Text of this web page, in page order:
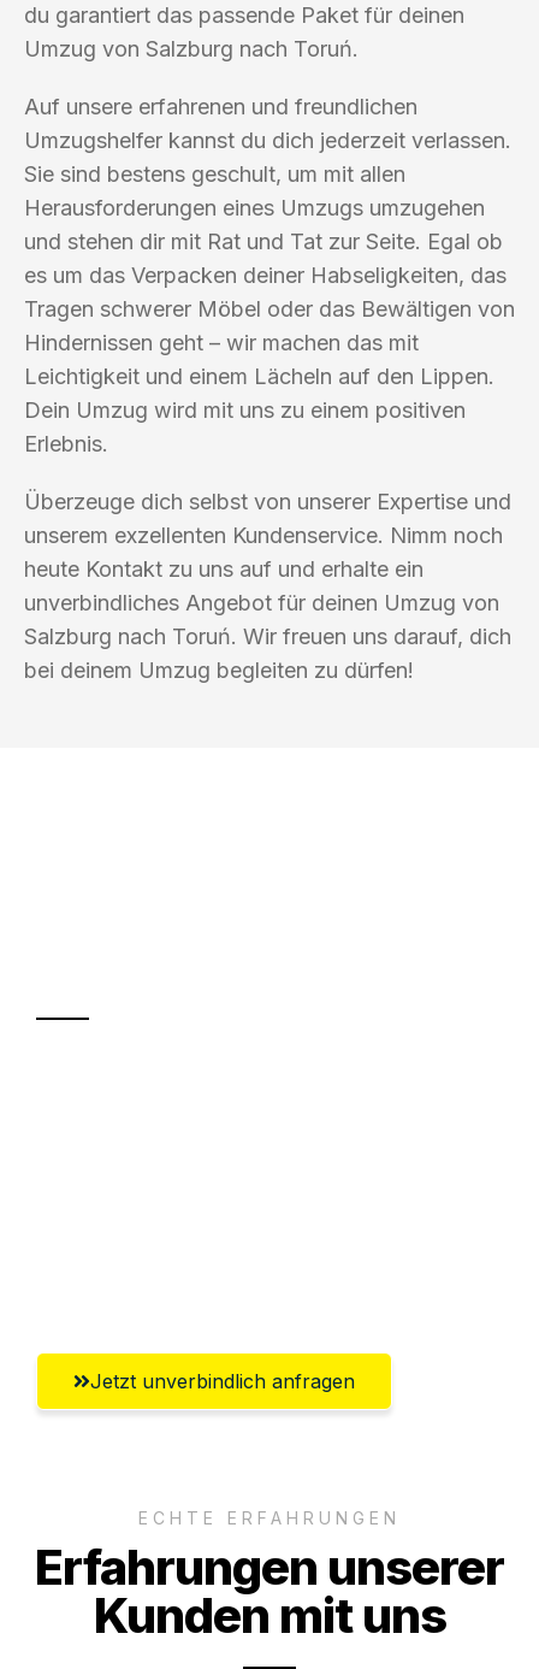
du garantiert das passende Paket für deinen
Umzug von Salzburg nach Toruń.
Auf unsere erfahrenen und freundlichen
Umzugshelfer kannst du dich jederzeit verlassen.
Sie sind bestens geschult, um mit allen
Herausforderungen eines Umzugs umzugehen
und stehen dir mit Rat und Tat zur Seite. Egal ob
es um das Verpacken deiner Habseligkeiten, das
Tragen schwerer Möbel oder das Bewältigen von
Hindernissen geht – wir machen das mit
Leichtigkeit und einem Lächeln auf den Lippen.
Dein Umzug wird mit uns zu einem positiven
Erlebnis.
Überzeuge dich selbst von unserer Expertise und
unserem exzellenten Kundenservice. Nimm noch
heute Kontakt zu uns auf und erhalte ein
unverbindliches Angebot für deinen Umzug von
Salzburg nach Toruń. Wir freuen uns darauf, dich
bei deinem Umzug begleiten zu dürfen!
Jetzt unverbindlich anfragen
ECHTE ERFAHRUNGEN
Erfahrungen unserer
Kunden mit uns